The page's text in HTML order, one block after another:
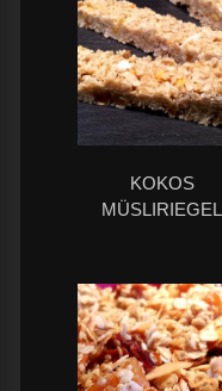
KOKOS
MÜSLIRIEGEL